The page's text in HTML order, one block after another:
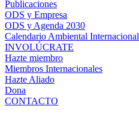
Publicaciones
ODS y Empresa
ODS y Agenda 2030
Calendario Ambiental Internacional
INVOLÚCRATE
Hazte miembro
Miembros Internacionales
Hazte Aliado
Dona
CONTACTO